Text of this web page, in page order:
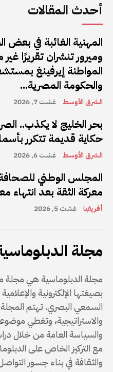
أحدث المقالات
المهنية الغائبة في
وميرور تنشران تقريرًا
المواطنة إيرفينغ
والحكومة المصرية...
الشرق الأوسط غشت 7, 2026
بحر الخليج لا يكذب..
حكاية قديمة تتكرر
الشرق الأوسط غشت 6, 2026
المجلس الوطني
معركة الثقة بعد انتهاء
أفريقيا غشت 5, 2026
مجلة
مجلة الدبلوماسية هي مجلة
بصيغتها الإلكترونية
السمعي البصري. تهتم المجلة
والاستراتيجية، وتغطي
والسياسة العامة من خلال
مع التركيز الخاص على
والثقافة في بناء جسور